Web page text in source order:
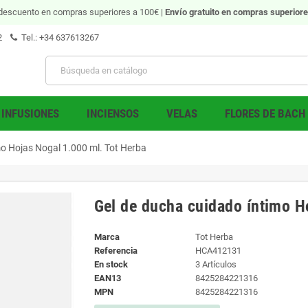
en compras superiores a 100€ | Envío gratuitoen compras
Tel.: +34 637613267
INFUSIONES INCIENSOS VELAS FLORES DE BACH
Hojas Nogal 1.000 ml. Tot Herba
Gel de ducha cuidado íntimo
Marca
Tot Herba
Referencia
HCA412131
En stock
3 Artículos
EAN13
8425284221316
MPN
8425284221316